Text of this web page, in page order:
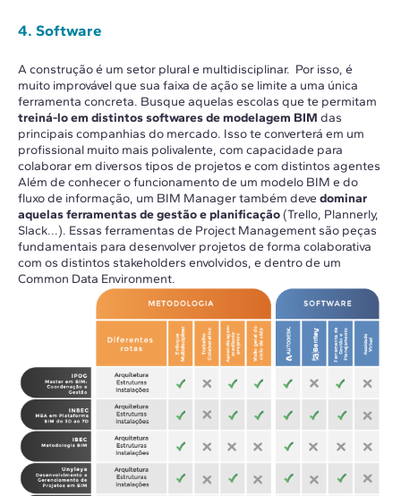
4. Software
A construção é um setor plural e multidisciplinar. Por isso, é
muito improvável que sua faixa de ação se limite a uma única
ferramenta concreta. Busque aquelas escolas que te permitam
treiná-lo em distintos softwares de modelagem BIM das
principais companhias do mercado. Isso te converterá em um
profissional muito mais polivalente, com capacidade para
colaborar em diversos tipos de projetos e com distintos agentes
Além de conhecer o funcionamento de um modelo BIM e do
fluxo de informação, um BIM Manager também deve dominar
aquelas ferramentas de gestão e planificação (Trello, Plannerly,
Slack...). Essas ferramentas de Project Management são peças
fundamentais para desenvolver projetos de forma colaborativa
com os distintos stakeholders envolvidos, e dentro de um
Common Data Environment.